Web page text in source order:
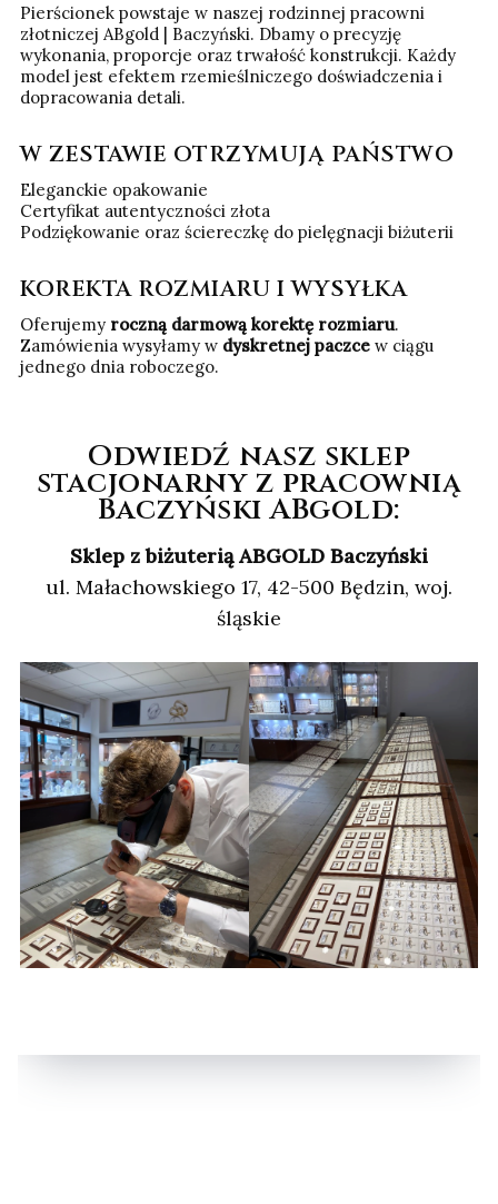
Pierścionek powstaje w naszej rodzinnej pracowni
złotniczej ABgold | Baczyński. Dbamy o precyzję
wykonania, proporcje oraz trwałość konstrukcji. Każdy
model jest efektem rzemieślniczego doświadczenia i
dopracowania detali.
W ZESTAWIE OTRZYMUJĄ PAŃSTWO
Eleganckie opakowanie
Certyfikat autentyczności złota
Podziękowanie oraz ściereczkę do pielęgnacji biżuterii
KOREKTA ROZMIARU I WYSYŁKA
Oferujemy roczną darmową korektę rozmiaru.
Zamówienia wysyłamy w dyskretnej paczce w ciągu
jednego dnia roboczego.
Odwiedź nasz sklep
stacjonarny z pracownią
Baczyński ABgold:
Sklep z biżuterią ABGOLD Baczyński
ul. Małachowskiego 17, 42-500 Będzin, woj.
śląskie